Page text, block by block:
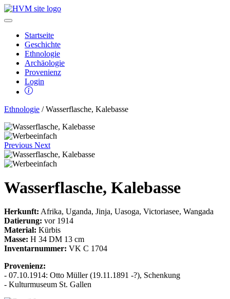
Startseite
Geschichte
Ethnologie
Archäologie
Provenienz
Login
Ethnologie / Wasserflasche, Kalebasse
Previous Next
Wasserflasche, Kalebasse
Herkunft: Afrika, Uganda, Jinja, Uasoga, Victoriasee, Wangada
Datierung: vor 1914
Material: Kürbis
Masse: H 34 DM 13 cm
Inventarnummer: VK C 1704
Provenienz:
- 07.10.1914: Otto Müller (19.11.1891 -?), Schenkung
- Kulturmuseum St. Gallen